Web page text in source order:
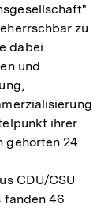
zu
dabei
und
ihrer
gehörten 24
CDU/CSU
fanden 46